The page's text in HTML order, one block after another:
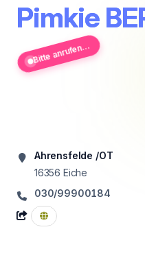
Pimkie
Bitte anrufen...
Ahrensfelde /OT
16356 Eiche
030/99900184